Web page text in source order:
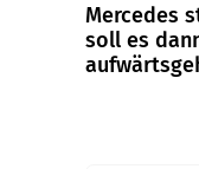
Mercedes
soll es